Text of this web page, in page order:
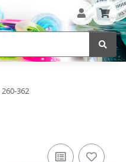
362